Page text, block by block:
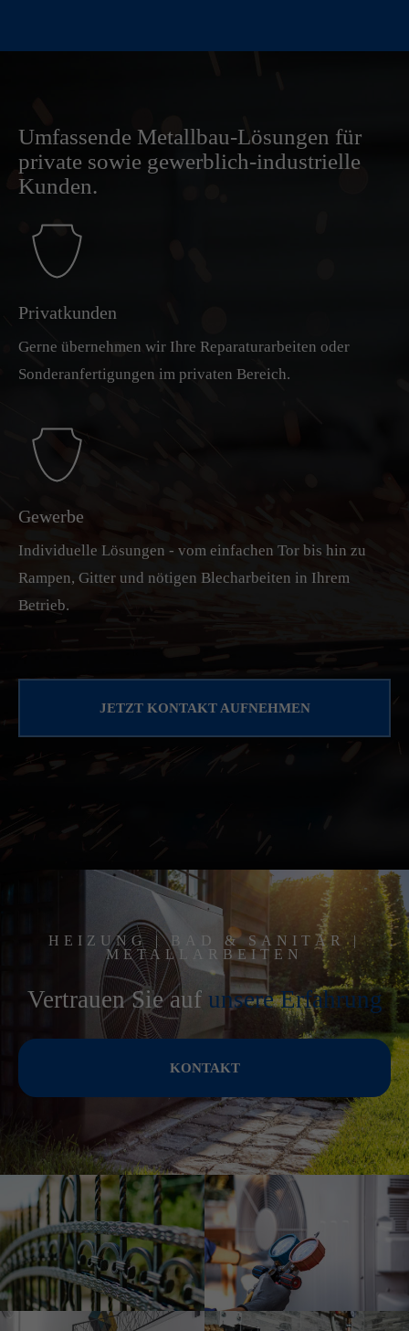
Umfassende Metallbau-Lösungen für
private sowie gewerblich-industrielle
Kunden.
Privatkunden
Gerne übernehmen wir Ihre Reparaturarbeiten oder
Sonderanfertigungen im privaten Bereich.
Gewerbe
Individuelle Lösungen - vom einfachen Tor bis hin zu
Rampen, Gitter und nötigen Blecharbeiten in Ihrem
Betrieb.
JETZT KONTAKT AUFNEHMEN
HEIZUNG | BAD & SANITÄR |
METALLARBEITEN
Vertrauen Sie auf unsere Erfahrung
KONTAKT